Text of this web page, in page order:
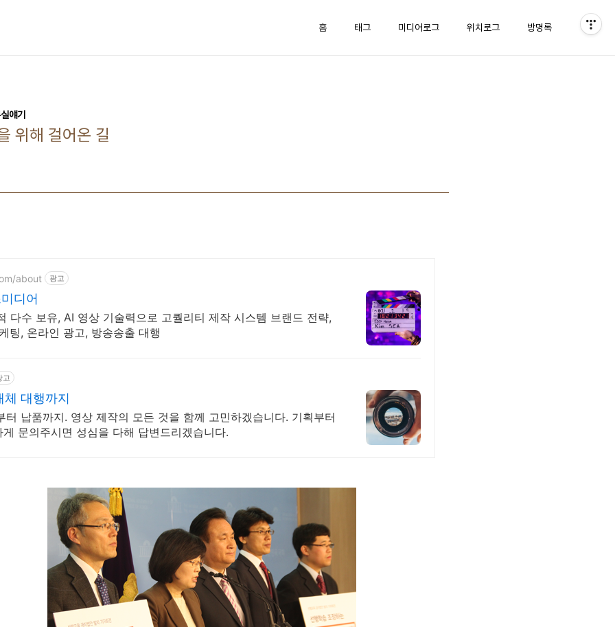
홈 태그 미디어로그 위치로그 방명록
얘기
위해 걸어온 길
about 광고
디어
다수 보유, AI 영상 기술력으로 고퀄리티 제작 시스템 브랜드 전략,
팅, 온라인 광고, 방송송출 대행
고
대행까지
터 납품까지. 영상 제작의 모든 것을 함께 고민하겠습니다. 기획부터
문의주시면 성심을 다해 답변드리겠습니다.